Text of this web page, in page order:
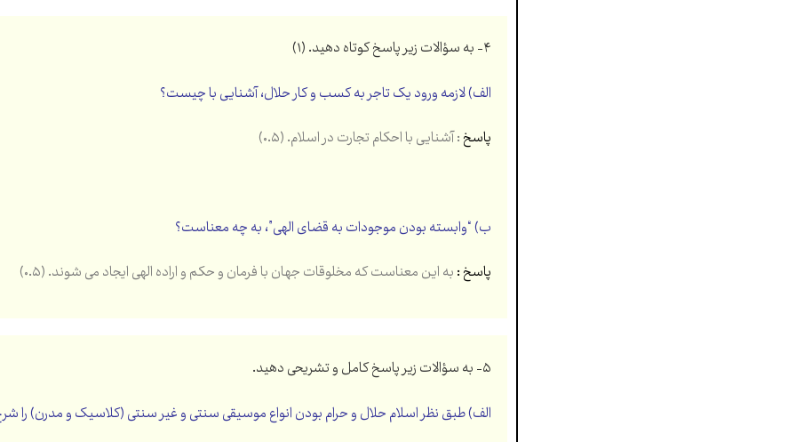
۴- به سؤالات زیر پاسخ کوتاه دهید. (۱)
الف) لازمه ورود یک تاجر به کسب و کار حلال، آشنایی با چیست؟
پاسخ: آشنایی با احکام تجارت در اسلام. (۰.۵)
ب) “وابسته بودن موجودات به قضای الهی”، به چه معناست؟
پاسخ :به این معناست که مخلوقات جهان با فرمان و حکم و اراده الهی ایجاد می شوند. (۰.۵)
۵- به سؤالات زیر پاسخ کامل و تشریحی دهید.
الف) طبق نظر اسلام حلال و حرام بودن انواع موسیقی سنتی و غیر سنتی (کلاسیک و مدرن) را شرح